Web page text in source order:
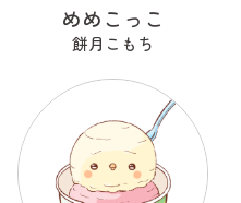
めめこっこ
餅月こもち